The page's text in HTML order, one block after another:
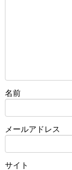
名前
メールアドレス
サイト